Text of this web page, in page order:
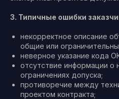
3. Типичные ошибки
некорректное описание
общие или
неверное указание кода
отсутствие информации о
ограничениях допуска;
противоречие между
проектом контракта;